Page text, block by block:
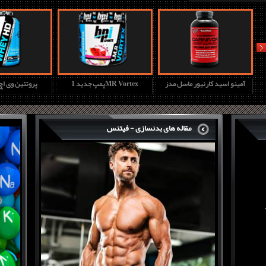
پروتئین وی پمپ جدید 1MR Vortex آمینو اسید کارنیور ماسل مدز
next
مقاله های بدنسازی - فیتنس